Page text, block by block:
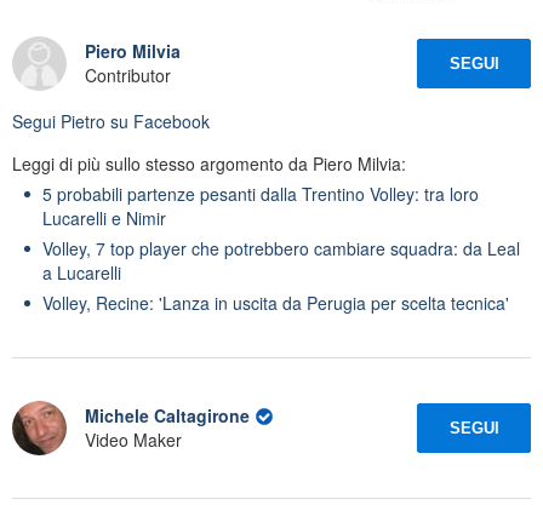
Piero Milvia
Contributor
SEGUI
Segui Pietro su Facebook
Leggi di più sullo stesso argomento da Piero Milvia:
5 probabili partenze pesanti dalla Trentino Volley: tra loro
Lucarelli e Nimir
Volley, 7 top player che potrebbero cambiare squadra: da Leal
a Lucarelli
Volley, Recine: 'Lanza in uscita da Perugia per scelta tecnica'
Michele Caltagirone
Video Maker
SEGUI